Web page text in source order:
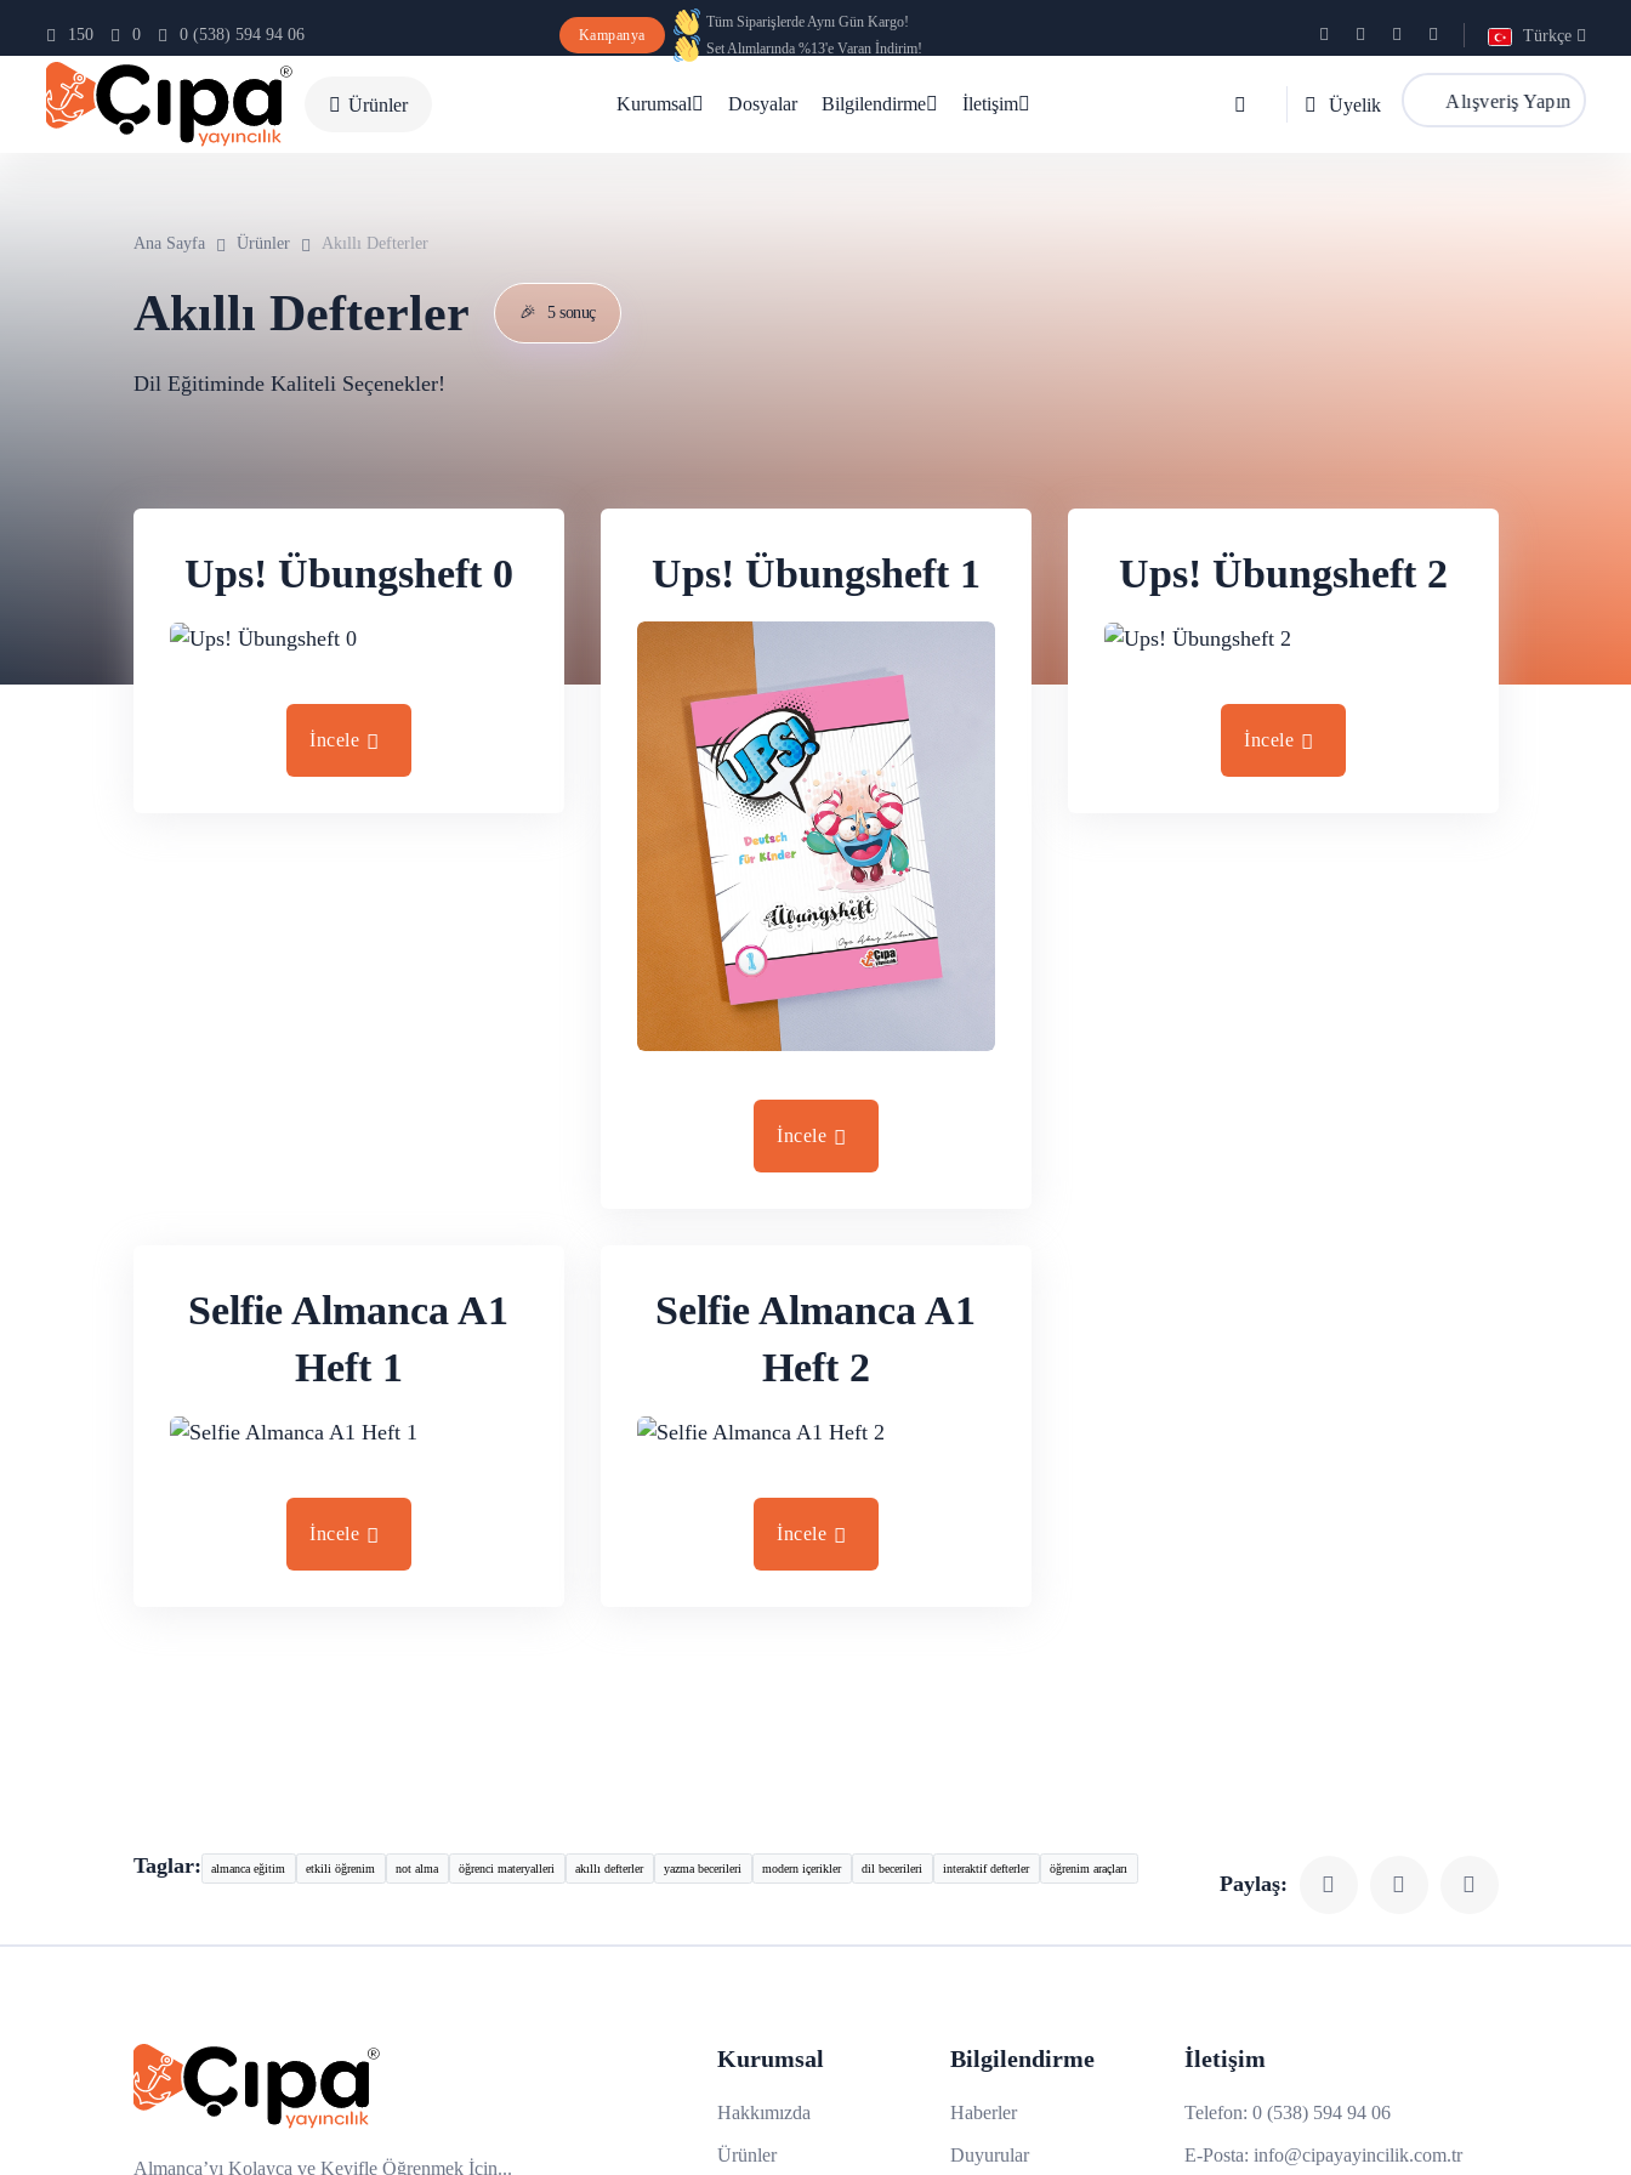
150 0 0 (538) 594 94 06 Kampanya
Tüm Siparişlerde Aynı Gün Kargo!
Set Alımlarında %13'e Varan İndirim!
Türkçe
Ürünler Kurumsal Dosyalar Bilgilendirme İletişim Üyelik Alışveriş Yapın
Ana Sayfa Ürünler Akıllı Defterler
Akıllı Defterler 🎉 5 sonuç
Dil Eğitiminde Kaliteli Seçenekler!
Ups! Übungsheft 0
İncele
Ups! Übungsheft 1
İncele
Ups! Übungsheft 2
İncele
Selfie Almanca A1
Heft 1
İncele
Selfie Almanca A1
Heft 2
İncele
Taglar: almanca eğitim etkili öğrenim not alma öğrenci materyalleri akıllı defterler yazma becerileri modern içerikler dil becerileri interaktif defterler öğrenim araçları
Paylaş:
Almanca’yı Kolayca ve Keyifle Öğrenmek İçin...
Kurumsal
Hakkımızda
Ürünler
Bilgilendirme
Haberler
Duyurular
İletişim
Telefon: 0 (538) 594 94 06
E-Posta: info@cipayayincilik.com.tr